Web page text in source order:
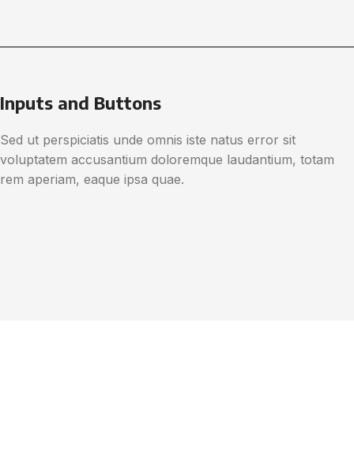
Inputs and Buttons
Sed ut perspiciatis unde omnis iste natus error sit
voluptatem accusantium doloremque laudantium, totam
rem aperiam, eaque ipsa quae.